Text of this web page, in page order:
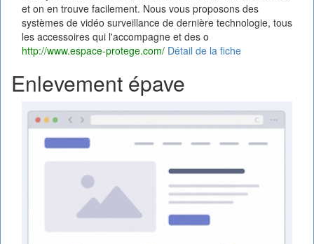
et on en trouve facilement. Nous vous proposons des
systèmes de vidéo surveillance de dernière technologie, tous
les accessoires qui l'accompagne et des o
http://www.espace-protege.com/ Détail de la fiche
Enlevement épave